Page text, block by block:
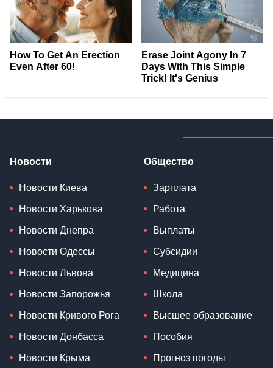
Новости
Новости Киева
Новости Харькова
Новости Днепра
Новости Одессы
Новости Львова
Новости Запорожья
Новости Кривого Рога
Новости Донбасса
Новости Крыма
Общество
Зарплата
Работа
Выплаты
Субсидии
Медицина
Школа
Высшее образование
Пособия
Прогноз погоды